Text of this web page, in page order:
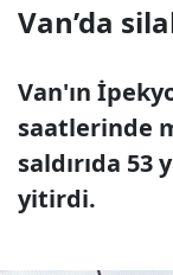
Van’da
Van'ın
saatlerinde
saldırıda 53
yitirdi.